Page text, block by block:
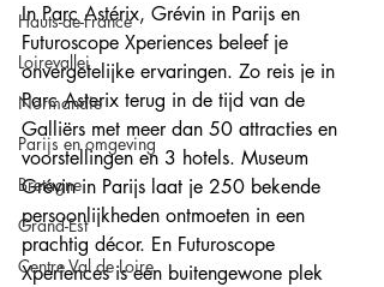
Hauts-de-France
Loirevallei
Normandie
Parijs en omgeving
Bretagne
Grand-Est
Centre Val de Loire
In Parc Astérix, Grévin in Parijs en
Futuroscope Xperiences beleef je
onvergetelijke ervaringen. Zo reis je in
Parc Asterix terug in de tijd van de
Galliërs met meer dan 50 attracties en
voorstellingen en 3 hotels. Museum
Grévin in Parijs laat je 250 bekende
persoonlijkheden ontmoeten in een
prachtig décor. En Futuroscope
Xperiences is een buitengewone plek